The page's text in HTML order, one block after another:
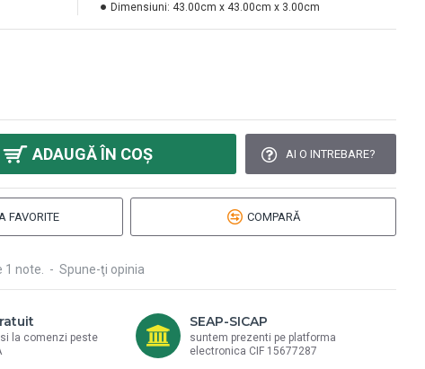
1 note. - Spune-ţi opinia
Dimensiuni: 43.00cm x 43.00cm x 3.00cm
ADAUGĂ ÎN COŞ AI O INTREBARE?
FAVORITE COMPARĂ
la comenzi peste
SEAP-SICAP
suntem prezenti pe platforma
electronica CIF 15677287